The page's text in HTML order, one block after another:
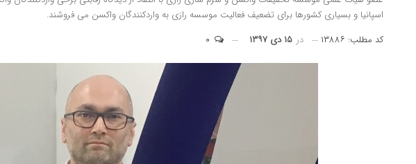
اسپانیا و بسیاری کشورها برای تضعیف فعالیت موسسه رازی به واردکنندگان واکسن می فروشند.
کد مطلب: ۱۳۸۸۶ در ۱۵ دی ۱۳۹۷